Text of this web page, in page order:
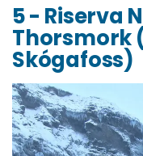
5 - Riserva
Thorsmork
Skógafoss)